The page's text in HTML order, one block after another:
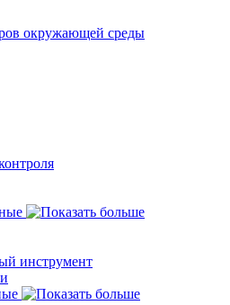
окружающей среды
инструмент